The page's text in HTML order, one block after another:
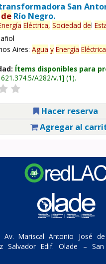
San
deRío Negro.
Eléctrica, Sociedad del
Aires: Agua y Energía
Ítems disponibles para
621.374.5/A282/v.1 (1).
Hacer reserva
Agregar al
Av. Mariscal Antonio José
Salvador Edif. Olade –